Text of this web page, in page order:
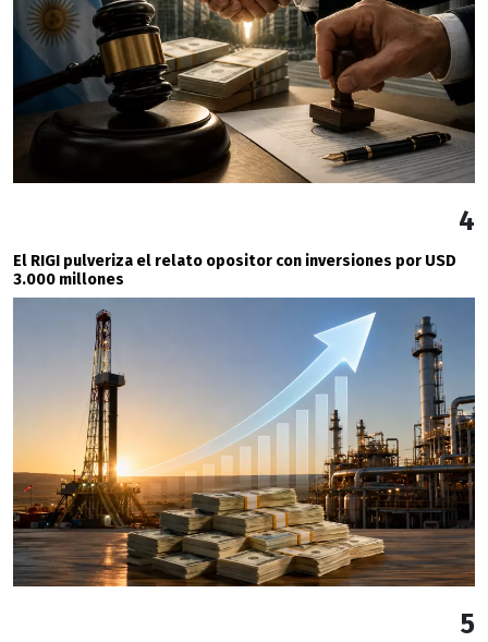
4
El RIGI pulveriza el relato opositor con inversiones por USD
3.000 millones
5